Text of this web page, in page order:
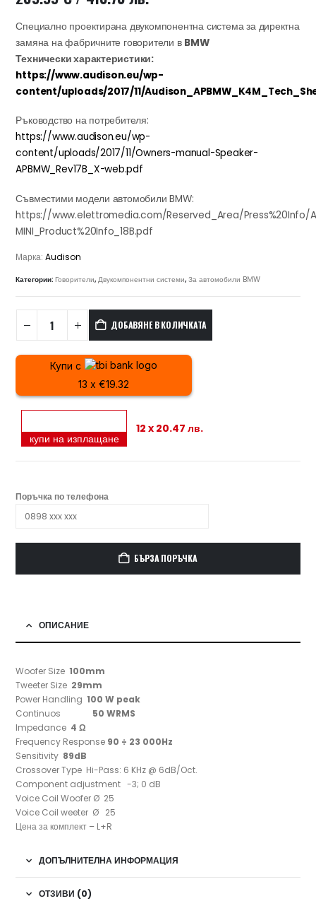
Специално проектирана двукомпонентна система за директна
замяна на фабричните говорители в BMW
Технически характеристики:
https://www.audison.eu/wp-
content/uploads/2017/11/
Ръководство на потребителя:
https://www.audison.eu/wp-
content/uploads/2017/11/Owners-manual-Speaker-
APBMW_Rev17B_X-web.pdf
Съвместими модели автомобили BMW:
https://www.elettromedia.com/Reserved_Area/Press%20Info/
MINI_Product%20Info_18B.pdf
Марка:Audison
Категории:Говорители,Двукомпонентни системи,За автомобили BMW
ДОБАВЯНЕ В КОЛИЧКАТА
Купи с
13 x €19.32
купи на изплащане
12 x 20.47 лв.
Поръчка по телефона
БЪРЗА ПОРЪЧКА
ОПИСАНИЕ
Woofer Size100mm
Tweeter Size 29mm
Power Handling100 W peak
Continuos 50 WRMS
Impedance 4 Ω
Frequency Response 90 ÷ 23 000Hz
Sensitivity 89dB
Crossover Type Hi-Pass: 6 KHz @ 6dB/Oct.
Component adjustment -3; 0 dB
Voice Coil Woofer Ø 25
Voice Coil weeter Ø 25
Цена за комплект – L+R
ДОПЪЛНИТЕЛНА ИНФОРМАЦИЯ
ОТЗИВИ (0)